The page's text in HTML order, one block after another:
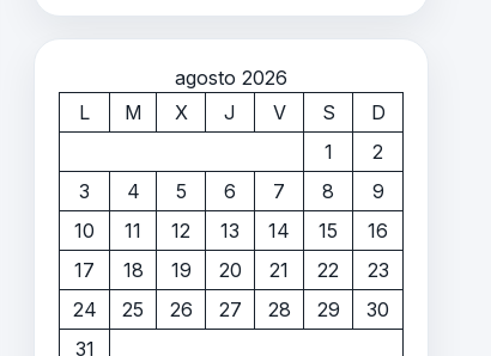
agosto 2026
L
M X J V S
D
1
2
3
4 5 6 7 8
9
10
11 12 13 14 15
16
17
18 19 20 21 22
23
24
25 26 27 28 29
30
31